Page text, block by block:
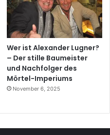
Wer ist Alexander Lugner?
– Der stille Baumeister
und Nachfolger des
Mörtel-Imperiums
November 6, 2025